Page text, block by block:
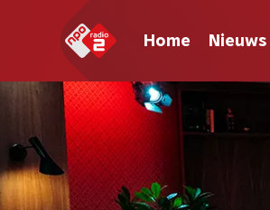
Home Nieuws